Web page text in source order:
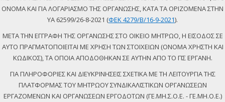
ΟΝΟΜΑ ΚΑΙ ΓΙΑ ΛΟΓΑΡΙΑΣΜΟ ΤΗΣ ΟΡΓΑΝΩΣΗΣ, ΚΑΤΑ ΤΑ ΟΡΙΖΟΜΕΝΑ ΣΤΗΝ
ΥΑ 62599/26-8-2021 (ΦΕΚ 4279/Β/16-9-2021).
ΜΕΤΑ ΤΗΝ ΕΓΓΡΑΦΗ ΤΗΣ ΟΡΓΑΝΩΣΗΣ ΣΤΟ ΟΙΚΕΙΟ ΜΗΤΡΩΟ, Η ΕΙΣΟΔΟΣ ΣΕ
ΑΥΤΟ ΠΡΑΓΜΑΤΟΠΟΙΕΙΤΑΙ ΜΕ ΧΡΗΣΗ ΤΩΝ ΣΤΟΙΧΕΙΩΝ (ΟΝΟΜΑ ΧΡΗΣΤΗ ΚΑΙ
ΚΩΔΙΚΟΣ), ΤΑ ΟΠΟΙΑ ΑΠΟΔΟΘΗΚΑΝ ΣΕ ΑΥΤΗΝ ΑΠΟ ΤΟ ΠΣ ΕΡΓΑΝΗ.
ΓΙΑ ΠΛΗΡΟΦΟΡΙΕΣ ΚΑΙ ΔΙΕΥΚΡΙΝΗΣΕΙΣ ΣΧΕΤΙΚΑ ΜΕ ΤΗ ΛΕΙΤΟΥΡΓΙΑ ΤΗΣ
ΠΛΑΤΦΟΡΜΑΣ ΤΟΥ ΜΗΤΡΩΟΥ ΣΥΝΔΙΚΑΛΙΣΤΙΚΩΝ ΟΡΓΑΝΩΣΕΩΝ
ΕΡΓΑΖΟΜΕΝΩΝ ΚΑΙ ΟΡΓΑΝΩΣΕΩΝ ΕΡΓΟΔΟΤΩΝ (ΓΕ.ΜΗ.Σ.Ο.Ε. - ΓΕ.ΜΗ.Ο.Ε.)